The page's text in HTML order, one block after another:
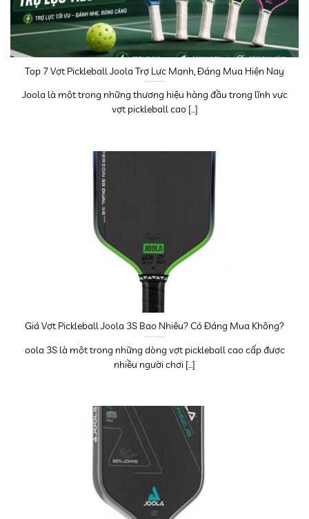
Top 7 Vợt Pickleball Joola Trợ Lực Mạnh, Đáng Mua Hiện Nay
Joola là một trong những thương hiệu hàng đầu trong lĩnh vực
vợt pickleball cao [...]
Giá Vợt Pickleball Joola 3S Bao Nhiêu? Có Đáng Mua Không?
oola 3S là một trong những dòng vợt pickleball cao cấp được
nhiều người chơi [...]